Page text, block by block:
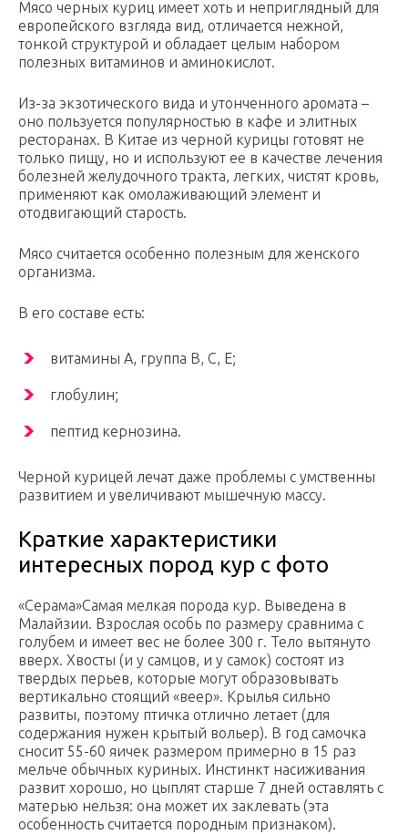
Мясо черных куриц имеет хоть и неприглядный для
европейского взгляда вид, отличается нежной,
тонкой структурой и обладает целым набором
полезных витаминов и аминокислот.
Из-за экзотического вида и утонченного аромата –
оно пользуется популярностью в кафе и элитных
ресторанах. В Китае из черной курицы готовят не
только пищу, но и используют ее в качестве лечения
болезней желудочного тракта, легких, чистят кровь,
применяют как омолаживающий элемент и
отодвигающий старость.
Мясо считается особенно полезным для женского
организма.
В его составе есть:
витамины А, группа В, С, Е;
глобулин;
пептид кернозина.
Черной курицей лечат даже проблемы с умственны
развитием и увеличивают мышечную массу.
Краткие характеристики
интересных пород кур с фото
«Серама»Самая мелкая порода кур. Выведена в
Малайзии. Взрослая особь по размеру сравнима с
голубем и имеет вес не более 300 г. Тело вытянуто
вверх. Хвосты (и у самцов, и у самок) состоят из
твердых перьев, которые могут образовывать
вертикально стоящий «веер». Крылья сильно
развиты, поэтому птичка отлично летает (для
содержания нужен крытый вольер). В год самочка
сносит 55-60 яичек размером примерно в 15 раз
мельче обычных куриных. Инстинкт насиживания
развит хорошо, но цыплят старше 7 дней оставлять с
матерью нельзя: она может их заклевать (эта
особенность считается породным признаком).